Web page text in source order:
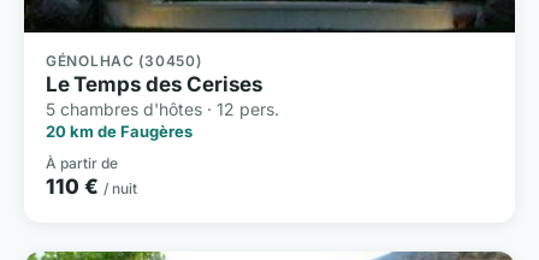
GÉNOLHAC (30450)
Le Temps des Cerises
5 chambres d'hôtes · 12 pers.
20 km de Faugères
À partir de
110 € / nuit